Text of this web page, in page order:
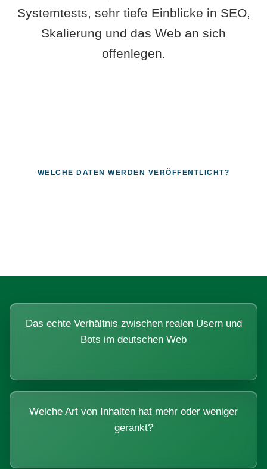
Systemtests, sehr tiefe Einblicke in SEO,
Skalierung und das Web an sich
offenlegen.
WELCHE DATEN WERDEN VERÖFFENTLICHT?
Das echte Verhältnis zwischen realen Usern und
Bots im deutschen Web
Welche Art von Inhalten hat mehr oder weniger
gerankt?